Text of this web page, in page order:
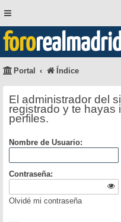
foro
Portal Índice
El administrador del
registrado y te hayas
perfiles.
Nombre de Usuario:
Contraseña:
Olvidé mi contraseña